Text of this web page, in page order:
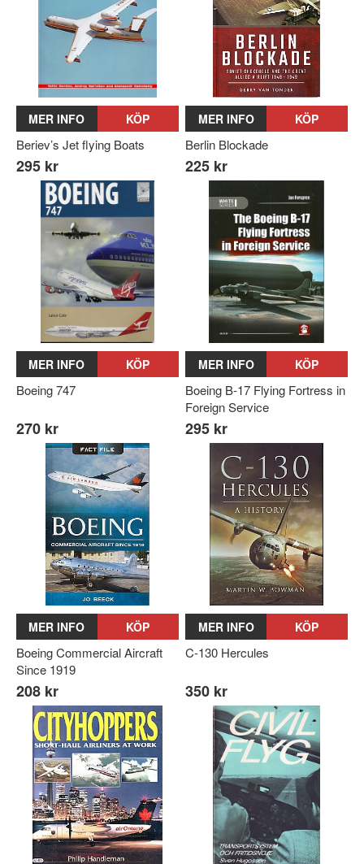
MER INFO KÖP
Beriev’s Jet flying Boats
295 kr
MER INFO KÖP
Berlin Blockade
225 kr
MER INFO KÖP
Boeing 747
270 kr
MER INFO KÖP
Boeing B-17 Flying Fortress in
Foreign Service
295 kr
MER INFO KÖP
Boeing Commercial Aircraft
Since 1919
208 kr
MER INFO KÖP
C-130 Hercules
350 kr